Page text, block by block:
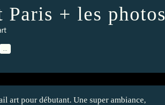
+ les photos
art pour débutant. Une super ambiance,